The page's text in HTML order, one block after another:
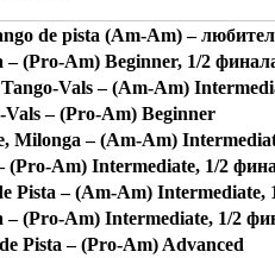
de pista (Am-Am) –
– (Pro-Am) Beginner, 1/2
Vals – (Am-Am)
– (Pro-Am) Beginner
Milonga – (Am-Am)
(Pro-Am) Intermediate, 1/2
Pista – (Am-Am) Intermediate,
– (Pro-Am) Intermediate, 1/2
Pista – (Pro-Am) Advanced